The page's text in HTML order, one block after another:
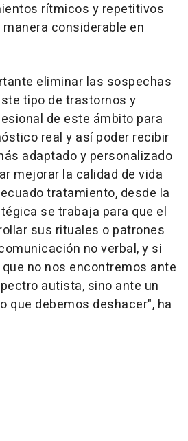
rítmicos y repetitivos
considerable en
eliminar las sospechas
tipo de trastornos y
de este ámbito para
real y así poder recibir
adaptado y personalizado
mejorar la calidad de vida
tratamiento, desde la
se trabaja para que el
sus rituales o patrones
no verbal, y si
no nos encontremos ante
autista, sino ante un
que debemos deshacer", ha